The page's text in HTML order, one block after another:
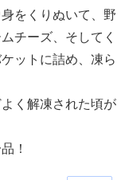
をくりぬいて、野
チーズ、そしてく
ットに詰め、凍ら
く解凍された頃が
！